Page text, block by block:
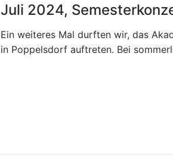
Juli 2024,
Ein weiteres Mal durften wir, das
in Poppelsdorf auftreten. Bei